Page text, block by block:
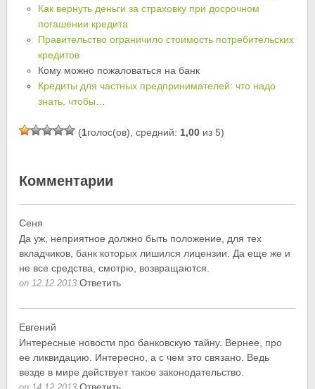
Как вернуть деньги за страховку при досрочном
погашении кредита
Правительство ограничило стоимость потребительских
кредитов
Кому можно пожаловаться на банк
Кредиты для частных предпринимателей: что надо
знать, чтобы…
(1голос(ов), средний: 1,00 из 5)
Комментарии
Сеня
Да уж, неприятное должно быть положение, для тех
вкладчиков, банк которых лишился лицензии. Да еще же и
не все средства, смотрю, возвращаются.
on 12.12.2013 Ответить
Евгений
Интересные новости про банковскую тайну. Вернее, про
ее ликвидацию. Интересно, а с чем это связано. Ведь
везде в мире действует такое законодательство.